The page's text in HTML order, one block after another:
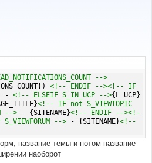
-->
<!-- ENDIF --><!-- IF
- <!-- ELSEIF S_IN_UCP -->{L_UCP}
<!-- IF not S_VIEWTOPIC
--> - {SITENAME}<!-- ENDIF --><!-
--> - {SITENAME}<!--
название темы и потом название
наоборот